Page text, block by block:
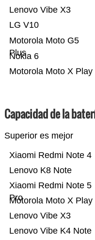
Motorola Moto X Play
Nokia 6
Motorola Moto G5
Plus
LG V10
Lenovo Vibe X3
Capacidad de la
Superior es mejor
Lenovo Vibe K4 Note
Lenovo Vibe X3
Motorola Moto X Play
Xiaomi Redmi Note 5
Pro
Lenovo K8 Note
Xiaomi Redmi Note 4